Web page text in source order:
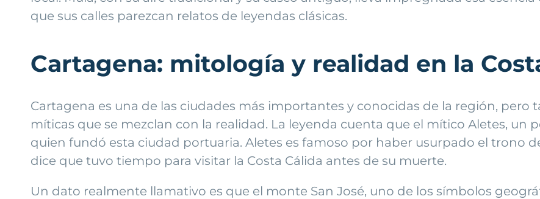
que sus calles parezcan relatos de leyendas clásicas.
Cartagena: mitología y realidad en la
Cartagena es una de las ciudades más importantes y conocidas de la región, pero
míticas que se mezclan con la realidad. La leyenda cuenta que el mítico Aletes, un
quien fundó esta ciudad portuaria. Aletes es famoso por haber usurpado el trono
dice que tuvo tiempo para visitar la Costa Cálida antes de su muerte.
Un dato realmente llamativo es que el monte San José, uno de los símbolos